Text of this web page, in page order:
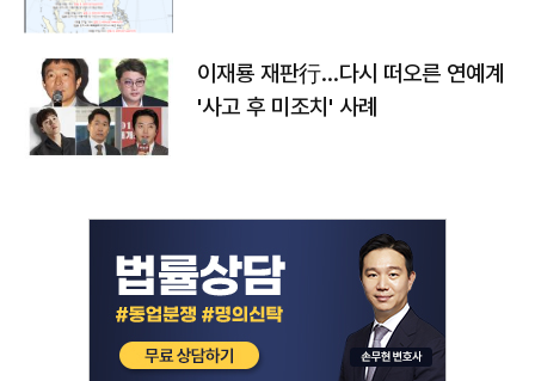
이재룡 재판行…다시 떠오른 연예계
'사고 후 미조치' 사례